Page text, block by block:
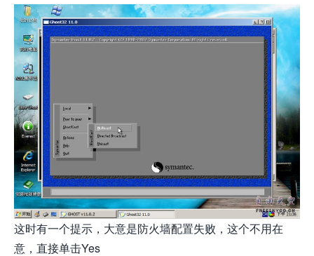
这时有一个提示，大意是防火墙配置失败，这个不用在
意，直接单击Yes